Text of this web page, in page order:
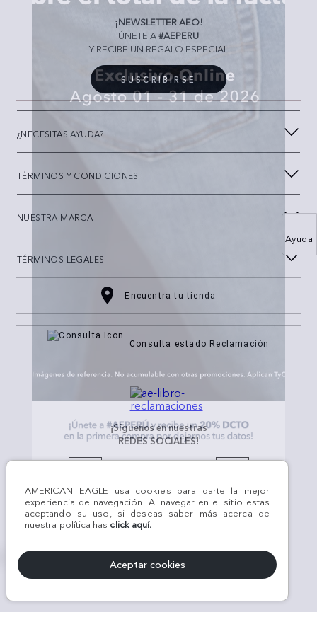
AMERICAN EAGLE usa cookies para darte la mejor
experiencia de navegación. Al navegar en el sitio estas
aceptando su uso, si deseas saber más acerca de
nuestra política has click aquí.
Aceptar cookies
Ayuda
¡NEWSLETTER AEO!
ÚNETE A#AEPERU
Y RECIBE UN REGALO ESPECIAL
SUSCRIBIRSE
¿NECESITAS AYUDA?
TÉRMINOS Y CONDICIONES
NUESTRA MARCA
TÉRMINOS LEGALES
Encuentra tu tienda
Consulta estado Reclamación
¡Síguenos en nuestras
REDES SOCIALES!
#AEJEANS #AerieREALCOL
© Todos los derechos reservados AE 2024 | KROKOM S.A.C | RUC Nro.
20611289368 | Perú